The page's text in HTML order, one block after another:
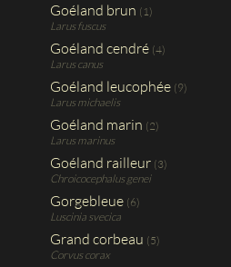
Goéland brun (1)
Larus fuscus
Goéland cendré (4)
Larus canus
Goéland leucophée (9)
Larus michaelis
Goéland marin (2)
Larus marinus
Goéland railleur (3)
Chroicocephalus genei
Gorgebleue (6)
Luscinia svecica
Grand corbeau (5)
Corvus corax